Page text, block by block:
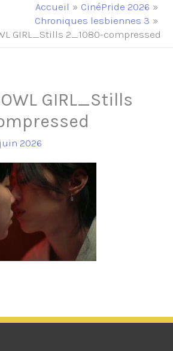
principal
Accueil
CinéPride 2026
Chroniques lesbiennes 3
GIRL_Stills 2_1080-compressed
GIRL_Stills
2026